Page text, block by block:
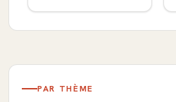
PAR THÈME